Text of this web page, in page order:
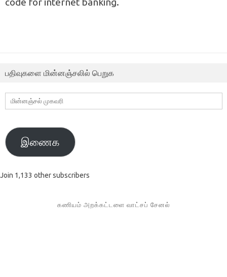
பதிவுகளை மின்னஞ்சலில் பெறுக
மின்னஞ்சல்
முகவரி
இணைக
Join 1,133 other subscribers
கணியம் அறக்கட்டளை வாட்சப் சேனல்